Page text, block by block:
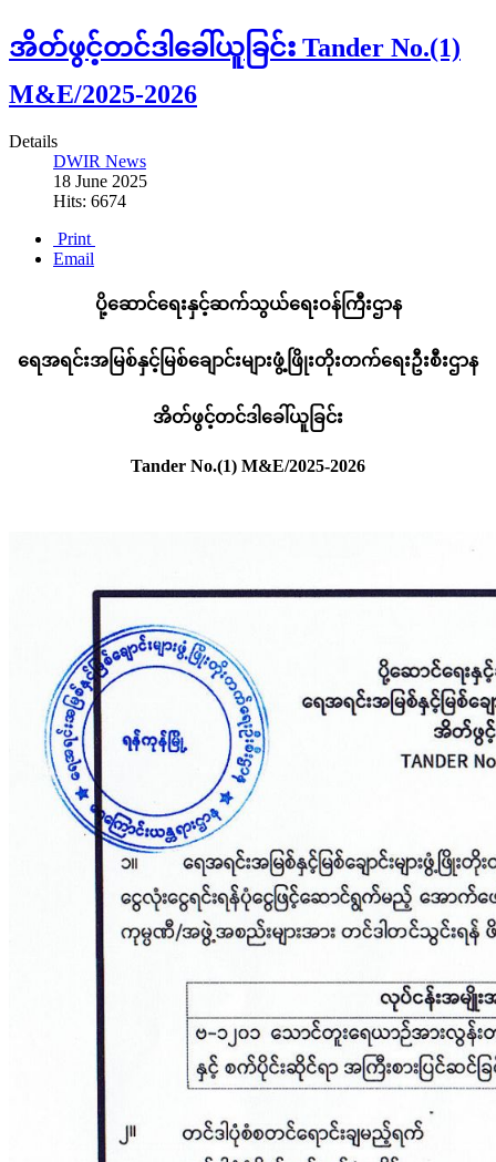
အိတ်ဖွင့်တင်ဒါခေါ်ယူခြင်း Tander No.(1)
M&E/2025-2026
Details
DWIR News
18 June 2025
Hits: 6674
Print
Email
ပို့ဆောင်ရေးနှင့်ဆက်သွယ်ရေးဝန်ကြီးဌာန
ရေအရင်းအမြစ်နှင့်မြစ်ချောင်းများဖွံ့ဖြိုးတိုးတက်ရေးဦးစီးဌာန
အိတ်ဖွင့်တင်ဒါခေါ်ယူခြင်း
Tander No.(1) M&E/2025-2026